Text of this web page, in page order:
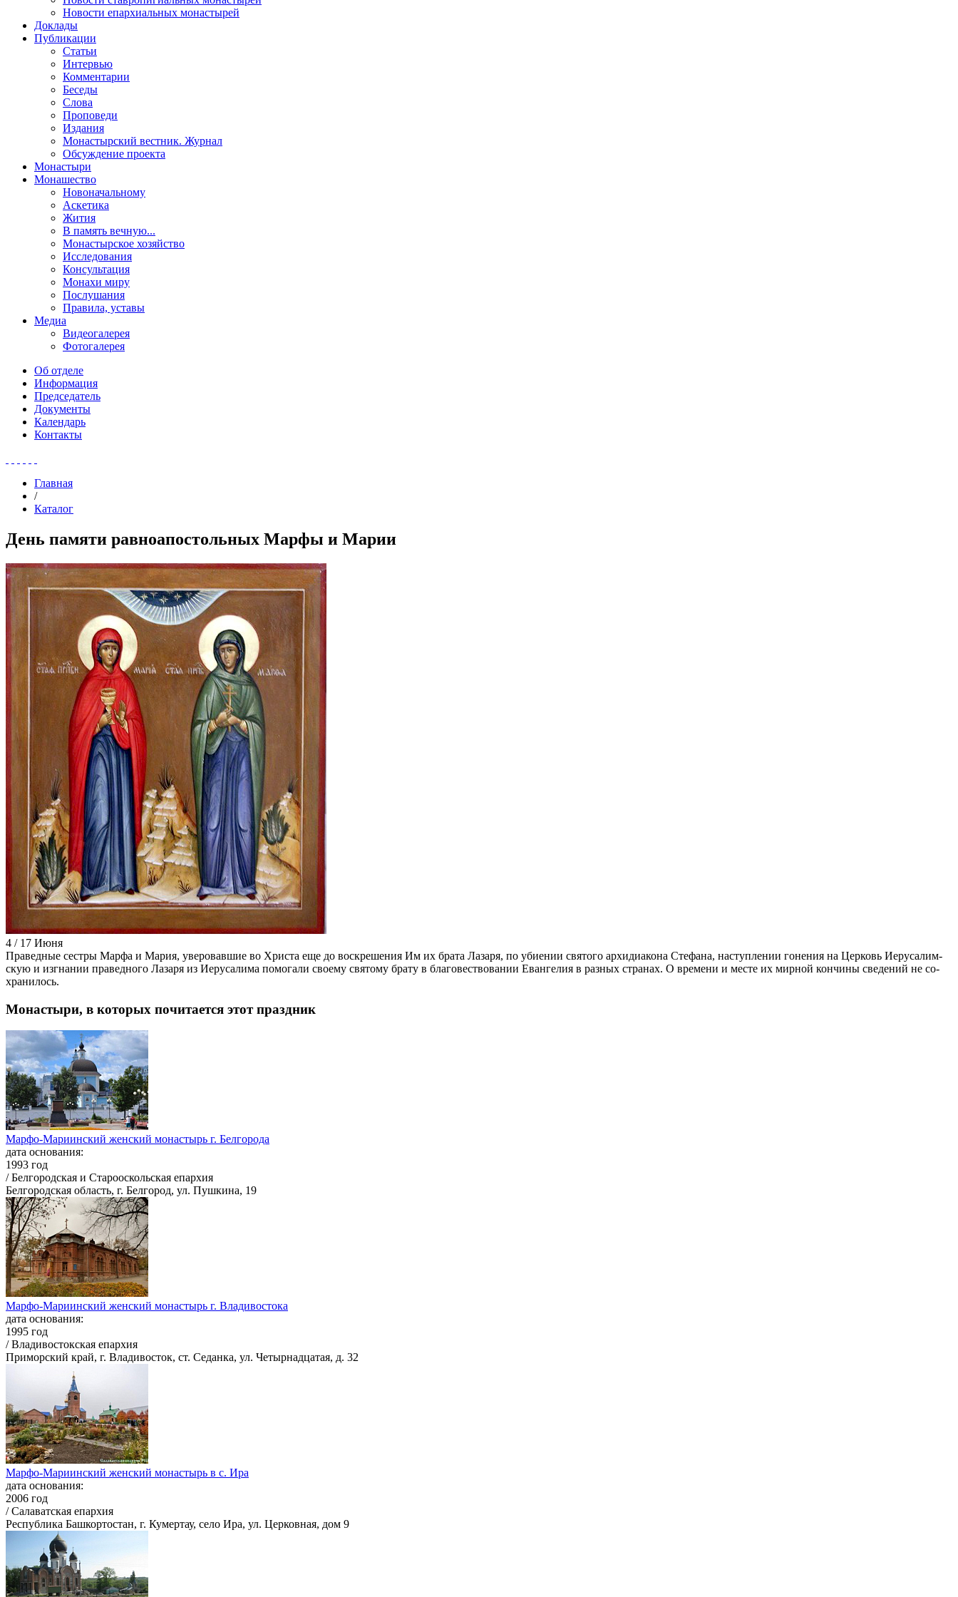
Новости епархиальных монастырей
Доклады
Публикации
Статьи
Интервью
Комментарии
Беседы
Слова
Проповеди
Издания
Монастырский вестник. Журнал
Обсуждение проекта
Монастыри
Монашество
Новоначальному
Аскетика
Жития
В память вечную...
Монастырское хозяйство
Исследования
Консультация
Монахи миру
Послушания
Правила, уставы
Медиа
Видеогалерея
Фотогалерея
Об отделе
Информация
Председатель
Документы
Календарь
Контакты
Главная
/
Каталог
День памяти равноапостольных Марфы и Марии
4 / 17 Июня
Пра­вед­ные сест­ры Мар­фа и Ма­рия, уве­ро­вав­шие во Хри­ста еще до вос­кре­ше­ния Им их бра­та Ла­за­ря, по уби­е­нии свя­то­го ар­хи­ди­а­ко­на Сте­фа­на, на­ступ­ле­нии го­не­ния на Цер­ковь Иеру­са­лим­
скую и из­гна­нии пра­вед­но­го Ла­за­ря из Иеру­са­ли­ма по­мо­га­ли сво­е­му свя­то­му бра­ту в бла­го­вест­во­ва­нии Еван­ге­лия в раз­ных стра­нах. О вре­ме­ни и ме­сте их мир­ной кон­чи­ны све­де­ний не со­
хра­ни­лось.
Монастыри, в которых почитается этот праздник
Марфо-Мариинский женский монастырь г. Белгорода
дата основания:
1993 год
/ Белгородская и Старооскольская епархия
Белгородская область, г. Белгород, ул. Пушкина, 19
Марфо-Мариинский женский монастырь г. Владивостока
дата основания:
1995 год
/ Владивостокская епархия
Приморский край, г. Владивосток, ст. Седанка, ул. Четырнадцатая, д. 32
Марфо-Мариинский женский монастырь в с. Ира
дата основания:
2006 год
/ Салаватская епархия
Республика Башкортостан, г. Кумертау, село Ира, ул. Церковная, дом 9